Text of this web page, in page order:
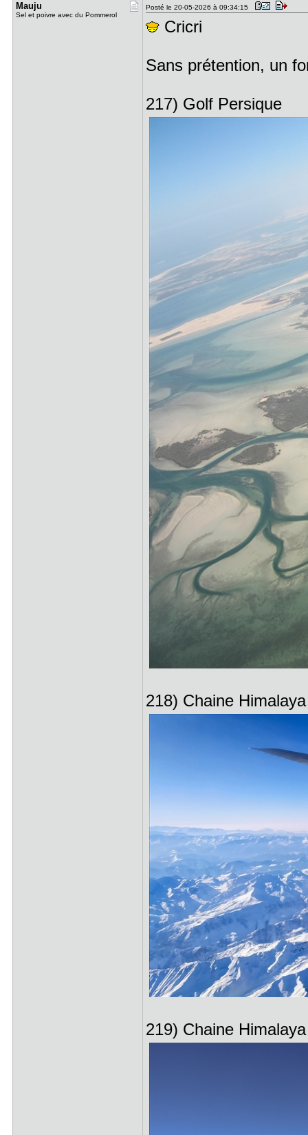
Mauju
Sel et poivre avec du Pommerol
Posté le 20-05-2026 à 09:34:15
Cricri
Sans prétention, un
217) Golf Persique
218) Chaine Himalaya
219) Chaine Himalaya